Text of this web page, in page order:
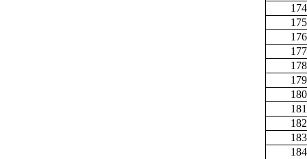
174
175
176
177
178
179
180
181
182
183
184